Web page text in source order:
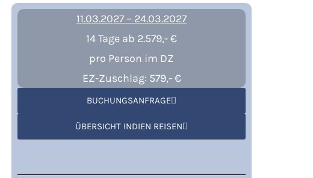
11.03.2027 – 24.03.2027
14 Tage ab 2.579,- €
pro Person im DZ
EZ-Zuschlag: 579,- €
BUCHUNGSANFRAGE
ÜBERSICHT INDIEN REISEN